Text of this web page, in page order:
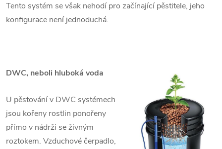
Tento systém se však nehodí pro začínající pěstitele, jeho
konfigurace není jednoduchá.
DWC, neboli hluboká voda
U pěstování v DWC systémech
jsou kořeny rostlin ponořeny
přímo v nádrži se živným
roztokem. Vzduchové čerpadlo,